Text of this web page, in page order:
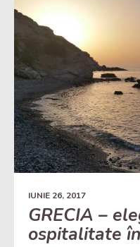
IUNIE 26, 2017
GRECIA –
ospitalitate